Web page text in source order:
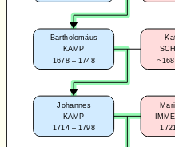
Johannes
KAMP
1714 – 1798
Bartholomäus
KAMP
1678 – 1748